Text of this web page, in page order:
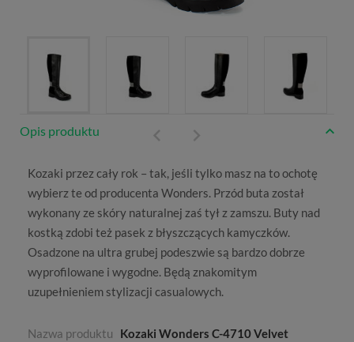
Opis produktu
Kozaki przez cały rok – tak, jeśli tylko masz na to ochotę
wybierz te od producenta Wonders. Przód buta został
wykonany ze skóry naturalnej zaś tył z zamszu. Buty nad
kostką zdobi też pasek z błyszczących kamyczków.
Osadzone na ultra grubej podeszwie są bardzo dobrze
wyprofilowane i wygodne. Będą znakomitym
uzupełnieniem stylizacji casualowych.
Nazwa produktu
Kozaki Wonders C-4710 Velvet